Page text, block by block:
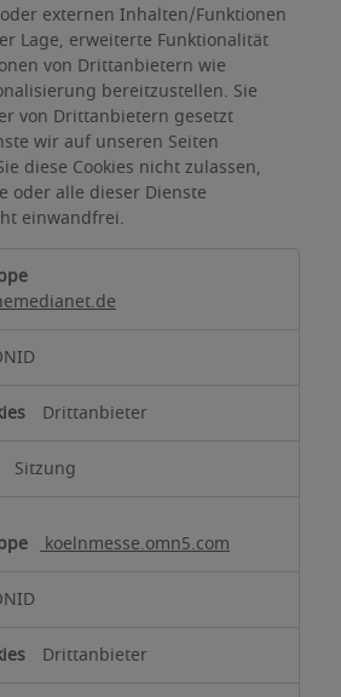
externen Inhalten/Funktionen
Lage, erweiterte Funktionalität
von Drittanbietern wie
bereitzustellen. Sie
von Drittanbietern gesetzt
wir auf unseren Seiten
diese Cookies nicht zulassen,
oder alle dieser Dienste
einwandfrei.
Drittanbieter
Sitzung
koelnmesse.omn5.com
Drittanbieter